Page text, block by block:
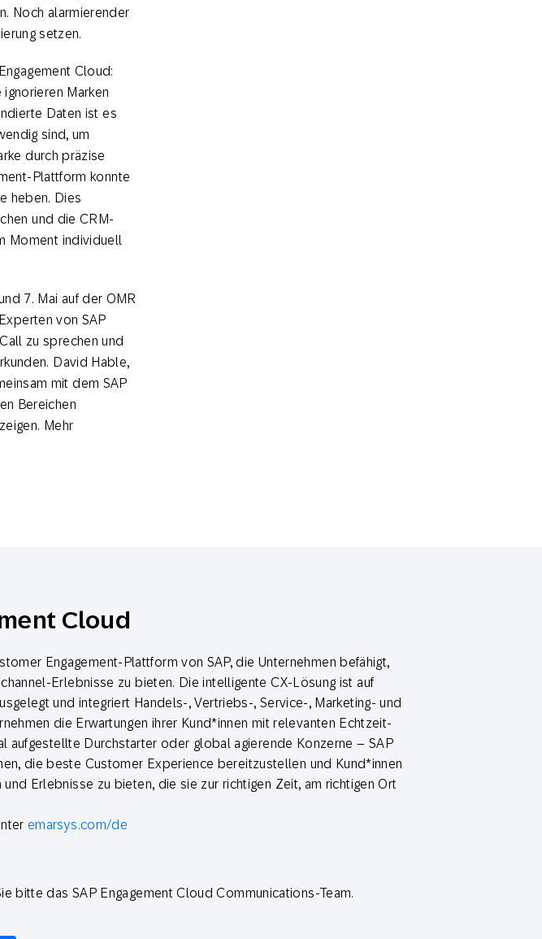
Noch alarmierender
setzen.
Cloud:
Marken
Daten ist es
sind, um
durch präzise
Plattform konnte
heben. Dies
und die CRM-
Moment individuell
7. Mai auf der OMR
von SAP
zu sprechen und
David Hable,
mit dem SAP
Bereichen
Mehr
Cloud
Engagement-Plattform von SAP, die Unternehmen befähigt,
Erlebnisse zu bieten. Die intelligente CX-Lösung ist auf
und integriert Handels-, Vertriebs-, Service-, Marketing- und
die Erwartungen ihrer Kund*innen mit relevanten Echtzeit-
aufgestellte Durchstarter oder global agierende Konzerne – SAP
die beste Customer Experience bereitzustellen und Kund*innen
Erlebnisse zu bieten, die sie zur richtigen Zeit, am richtigen Ort
emarsys.com/de
bitte das SAP Engagement Cloud Communications-Team.